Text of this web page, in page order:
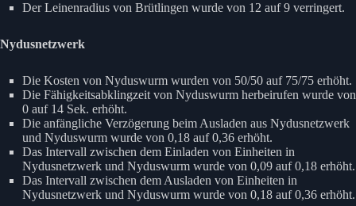
Der Leinenradius von Brütlingen wurde von 12 auf 9 verringert.
Nydusnetzwerk
Die Kosten von Nyduswurm wurden von 50/50 auf 75/75 erhöht.
Die Fähigkeitsabklingzeit von Nyduswurm herbeirufen wurde von
0 auf 14 Sek. erhöht.
Die anfängliche Verzögerung beim Ausladen aus Nydusnetzwerk
und Nyduswurm wurde von 0,18 auf 0,36 erhöht.
Das Intervall zwischen dem Einladen von Einheiten in
Nydusnetzwerk und Nyduswurm wurde von 0,09 auf 0,18 erhöht.
Das Intervall zwischen dem Ausladen von Einheiten in
Nydusnetzwerk und Nyduswurm wurde von 0,18 auf 0,36 erhöht.